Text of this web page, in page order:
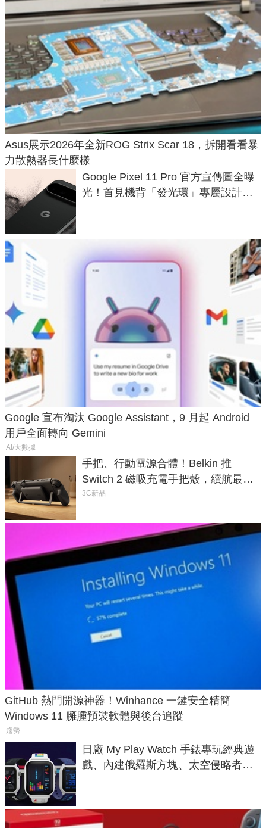
Asus展示2026年全新ROG Strix Scar 18，拆開看看暴
力散熱器長什麼樣
Google Pixel 11 Pro 官方宣傳圖全曝
光！首見機背「發光環」專屬設計、
Google 宣布淘汰 Google Assistant，9 月起 Android
用戶全面轉向 Gemini
AI/大數據
手把、行動電源合體！Belkin 推
Switch 2 磁吸充電手把殼，續航最高
延長 1.5 倍
3C新品
GitHub 熱門開源神器！Winhance 一鍵安全精簡
Windows 11 臃腫預裝軟體與後台追蹤
趨勢
日廠 My Play Watch 手錶專玩經典遊
戲、內建俄羅斯方塊、太空侵略者，